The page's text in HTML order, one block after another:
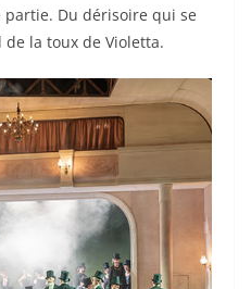
Du dérisoire qui se
la toux de Violetta.